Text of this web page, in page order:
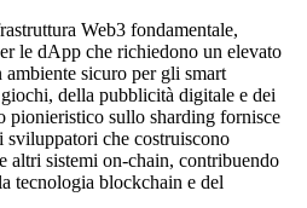
Web3 fondamentale,
le dApp che richiedono un elevato
sicuro per gli smart
della pubblicità digitale e dei
pionieristico sullo sharding fornisce
sviluppatori che costruiscono
altri sistemi on-chain, contribuendo
tecnologia blockchain e del